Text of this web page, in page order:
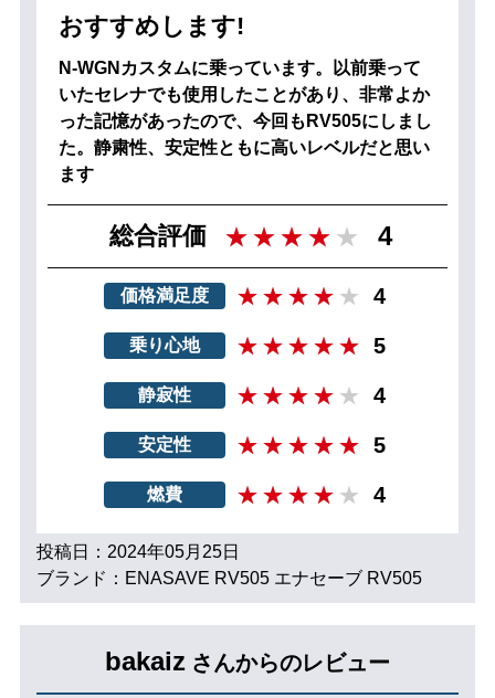
おすすめします!
N-WGNカスタムに乗っています。以前乗って
いたセレナでも使用したことがあり、非常よか
った記憶があったので、今回もRV505にしまし
た。静粛性、安定性ともに高いレベルだと思い
ます
総合評価 4
価格満足度 4
乗り心地 5
静寂性 4
安定性 5
燃費 4
投稿日：2024年05月25日
ブランド：ENASAVE RV505 エナセーブ RV505
bakaiz さんからのレビュー